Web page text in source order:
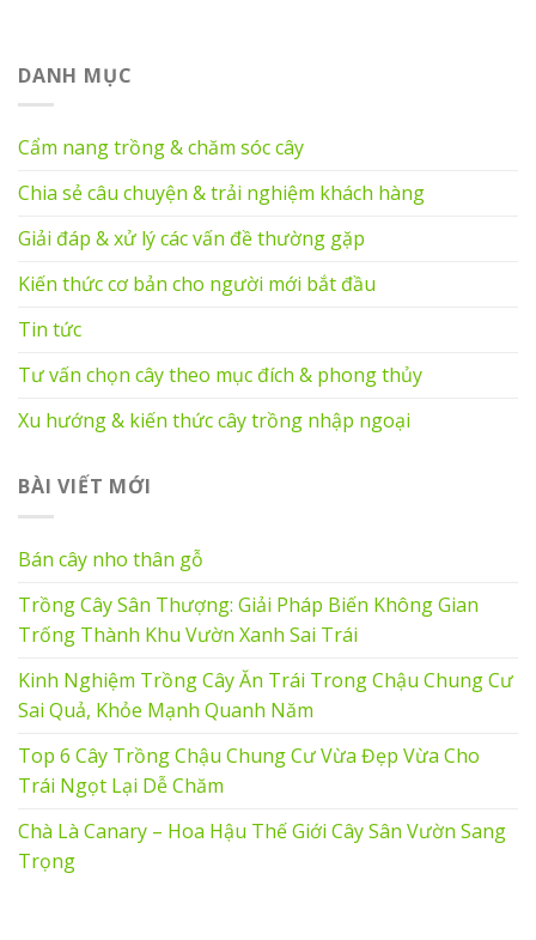
DANH MỤC
Cẩm nang trồng & chăm sóc cây
Chia sẻ câu chuyện & trải nghiệm khách hàng
Giải đáp & xử lý các vấn đề thường gặp
Kiến thức cơ bản cho người mới bắt đầu
Tin tức
Tư vấn chọn cây theo mục đích & phong thủy
Xu hướng & kiến thức cây trồng nhập ngoại
BÀI VIẾT MỚI
Bán cây nho thân gỗ
Trồng Cây Sân Thượng: Giải Pháp Biến Không Gian
Trống Thành Khu Vườn Xanh Sai Trái
Kinh Nghiệm Trồng Cây Ăn Trái Trong Chậu Chung Cư
Sai Quả, Khỏe Mạnh Quanh Năm
Top 6 Cây Trồng Chậu Chung Cư Vừa Đẹp Vừa Cho
Trái Ngọt Lại Dễ Chăm
Chà Là Canary – Hoa Hậu Thế Giới Cây Sân Vườn Sang
Trọng